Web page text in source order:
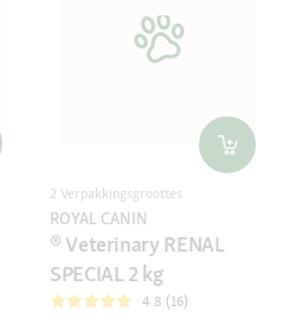
2 Verpakkingsgroottes
ROYAL CANIN
® Veterinary RENAL
SPECIAL 2 kg
4.8 (16)